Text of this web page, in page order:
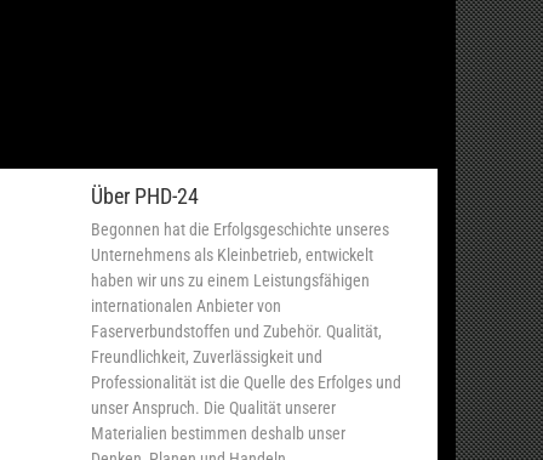
Über PHD-24
Begonnen hat die Erfolgsgeschichte unseres
Unternehmens als Kleinbetrieb, entwickelt
haben wir uns zu einem Leistungsfähigen
internationalen Anbieter von
Faserverbundstoffen und Zubehör. Qualität,
Freundlichkeit, Zuverlässigkeit und
Professionalität ist die Quelle des Erfolges und
unser Anspruch. Die Qualität unserer
Materialien bestimmen deshalb unser